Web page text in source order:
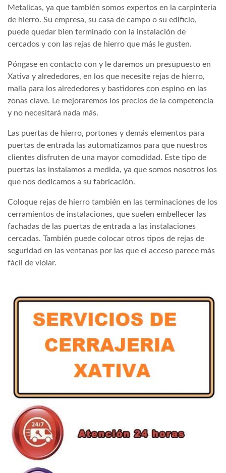
Metalicas, ya que también somos expertos en la carpintería
de hierro. Su empresa, su casa de campo o su edificio,
puede quedar bien terminado con la instalación de
cercados y con las rejas de hierro que más le gusten.
Póngase en contacto con y le daremos un presupuesto en
Xativa y alrededores, en los que necesite rejas de hierro,
malla para los alrededores y bastidores con espino en las
zonas clave. Le mejoraremos los precios de la competencia
y no necesitará nada más.
Las puertas de hierro, portones y demás elementos para
puertas de entrada las automatizamos para que nuestros
clientes disfruten de una mayor comodidad. Este tipo de
puertas las instalamos a medida, ya que somos nosotros los
que nos dedicamos a su fabricación.
Coloque rejas de hierro también en las terminaciones de los
cerramientos de instalaciones, que suelen embellecer las
fachadas de las puertas de entrada a las instalaciones
cercadas. También puede colocar otros tipos de rejas de
seguridad en las ventanas por las que el acceso parece más
fácil de violar.